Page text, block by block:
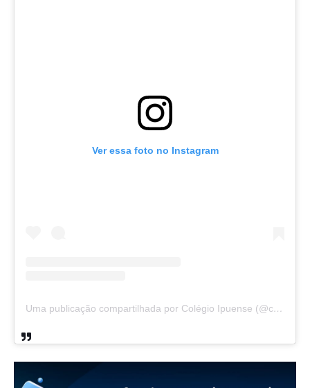
Ver essa foto no Instagram
Uma publicação compartilhada por Colégio Ipuense (@colegioipuense)